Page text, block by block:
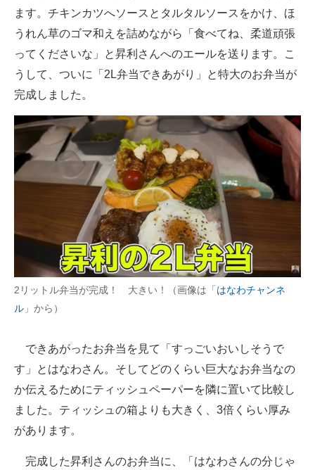
ます。チキンカツへソースとタルタルソースをかけ、ほ
うれん草のゴマ和えを詰めながら「食べてね、柔道頑張
ってくださいな」と昇利さんへのエールを送ります。こ
うして、ついに「2L弁当できあがり」と特大のお弁当が
完成しました。
2リットル弁当が完成！ 大きい！（画像は「 はなわチャンネ
ル 」から）
できあがったお弁当を見て「すっごいおいしそうで
す」とはなわさん。そしてどのくらい巨大なお弁当なの
か伝えるためにティッシュペーパーを隣に置いて比較し
ました。ティッシュの箱よりも大きく、3倍くらい厚み
があります。
完成した昇利さんのお弁当に、「はなわさんの分じゃ